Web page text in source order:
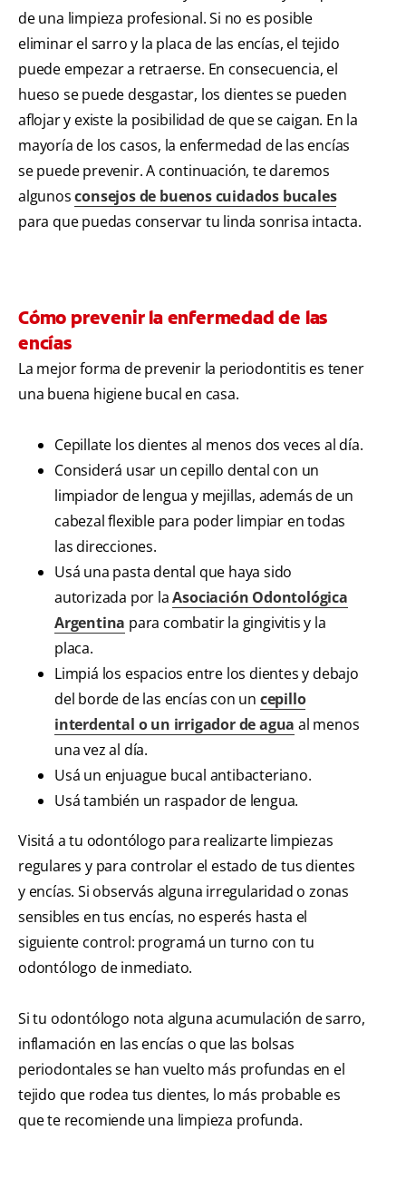
de una limpieza profesional. Si no es posible
eliminar el sarro y la placa de las encías, el tejido
puede empezar a retraerse. En consecuencia, el
hueso se puede desgastar, los dientes se pueden
aflojar y existe la posibilidad de que se caigan. En la
mayoría de los casos, la enfermedad de las encías
se puede prevenir. A continuación, te daremos
algunosconsejos de buenos cuidados bucales
para que puedas conservar tu linda sonrisa intacta.
Cómo prevenir la enfermedad de las
encías
La mejor forma de prevenir la periodontitis es tener
una buena higiene bucal en casa.
Cepillate los dientes al menos dos veces al día.
Considerá usar un cepillo dental con un
limpiador de lengua y mejillas, además de un
cabezal flexible para poder limpiar en todas
las direcciones.
Usá una pasta dental que haya sido
autorizada por laAsociación Odontológica
Argentina para combatir la gingivitis y la
placa.
Limpiá los espacios entre los dientes y debajo
del borde de las encías con un cepillo
interdental o un irrigador de agua al menos
una vez al día.
Usá un enjuague bucal antibacteriano.
Usá también un raspador de lengua.
Visitá a tu odontólogo para realizarte limpiezas
regulares y para controlar el estado de tus dientes
y encías. Si observás alguna irregularidad o zonas
sensibles en tus encías, no esperés hasta el
siguiente control: programá un turno con tu
odontólogo de inmediato.
Si tu odontólogo nota alguna acumulación de sarro,
inflamación en las encías o que las bolsas
periodontales se han vuelto más profundas en el
tejido que rodea tus dientes, lo más probable es
que te recomiende una limpieza profunda.